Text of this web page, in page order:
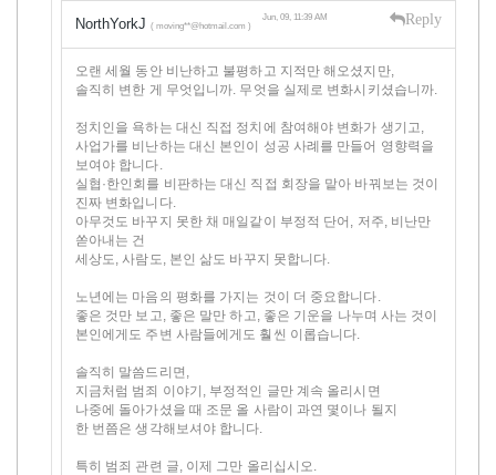
NorthYorkJ ( moving**@hotmail.com )
Jun, 09, 11:39 AM Reply
오랜 세월 동안 비난하고 불평하고 지적만 해오셨지만,
솔직히 변한 게 무엇입니까. 무엇을 실제로 변화시키셨습니까.
정치인을 욕하는 대신 직접 정치에 참여해야 변화가 생기고,
사업가를 비난하는 대신 본인이 성공 사례를 만들어 영향력을
보여야 합니다.
실협·한인회를 비판하는 대신 직접 회장을 맡아 바꿔보는 것이
진짜 변화입니다.
아무것도 바꾸지 못한 채 매일같이 부정적 단어, 저주, 비난만
쏟아내는 건
세상도, 사람도, 본인 삶도 바꾸지 못합니다.
노년에는 마음의 평화를 가지는 것이 더 중요합니다.
좋은 것만 보고, 좋은 말만 하고, 좋은 기운을 나누며 사는 것이
본인에게도 주변 사람들에게도 훨씬 이롭습니다.
솔직히 말씀드리면,
지금처럼 범죄 이야기, 부정적인 글만 계속 올리시면
나중에 돌아가셨을 때 조문 올 사람이 과연 몇이나 될지
한 번쯤은 생각해보셔야 합니다.
특히 범죄 관련 글, 이제 그만 올리십시오.